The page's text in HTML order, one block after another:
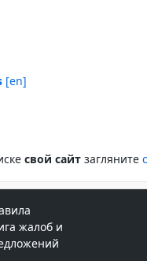
[en]
свой сайт загляните
жалоб и